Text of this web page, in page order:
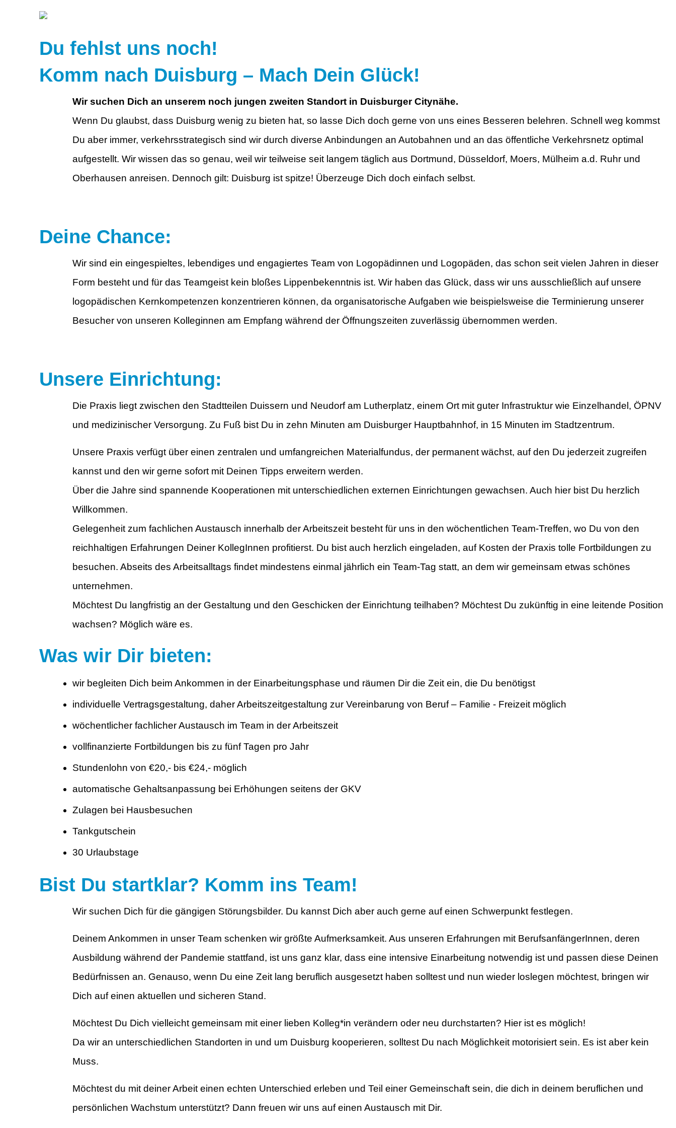
Du fehlst uns noch!
Komm nach Duisburg – Mach Dein Glück!
Wir suchen Dich an unserem noch jungen zweiten Standort in Duisburger Citynähe.
Wenn Du glaubst, dass Duisburg wenig zu bieten hat, so lasse Dich doch gerne von uns eines Besseren belehren. Schnell weg kommst
Du aber immer, verkehrsstrategisch sind wir durch diverse Anbindungen an Autobahnen und an das öffentliche Verkehrsnetz optimal
aufgestellt. Wir wissen das so genau, weil wir teilweise seit langem täglich aus Dortmund, Düsseldorf, Moers, Mülheim a.d. Ruhr und
Oberhausen anreisen. Dennoch gilt: Duisburg ist spitze! Überzeuge Dich doch einfach selbst.
Deine Chance:
Wir sind ein eingespieltes, lebendiges und engagiertes Team von Logopädinnen und Logopäden, das schon seit vielen Jahren in dieser
Form besteht und für das Teamgeist kein bloßes Lippenbekenntnis ist. Wir haben das Glück, dass wir uns ausschließlich auf unsere
logopädischen Kernkompetenzen konzentrieren können, da organisatorische Aufgaben wie beispielsweise die Terminierung unserer
Besucher von unseren Kolleginnen am Empfang während der Öffnungszeiten zuverlässig übernommen werden.
Unsere Einrichtung:
Die Praxis liegt zwischen den Stadtteilen Duissern und Neudorf am Lutherplatz, einem Ort mit guter Infrastruktur wie Einzelhandel, ÖPNV
und medizinischer Versorgung. Zu Fuß bist Du in zehn Minuten am Duisburger Hauptbahnhof, in 15 Minuten im Stadtzentrum.
Unsere Praxis verfügt über einen zentralen und umfangreichen Materialfundus, der permanent wächst, auf den Du jederzeit zugreifen
kannst und den wir gerne sofort mit Deinen Tipps erweitern werden.
Über die Jahre sind spannende Kooperationen mit unterschiedlichen externen Einrichtungen gewachsen. Auch hier bist Du herzlich
Willkommen.
Gelegenheit zum fachlichen Austausch innerhalb der Arbeitszeit besteht für uns in den wöchentlichen Team-Treffen, wo Du von den
reichhaltigen Erfahrungen Deiner KollegInnen profitierst. Du bist auch herzlich eingeladen, auf Kosten der Praxis tolle Fortbildungen zu
besuchen. Abseits des Arbeitsalltags findet mindestens einmal jährlich ein Team-Tag statt, an dem wir gemeinsam etwas schönes
unternehmen.
Möchtest Du langfristig an der Gestaltung und den Geschicken der Einrichtung teilhaben? Möchtest Du zukünftig in eine leitende Position
wachsen? Möglich wäre es.
Was wir Dir bieten:
wir begleiten Dich beim Ankommen in der Einarbeitungsphase und räumen Dir die Zeit ein, die Du benötigst
individuelle Vertragsgestaltung, daher Arbeitszeitgestaltung zur Vereinbarung von Beruf – Familie - Freizeit möglich
wöchentlicher fachlicher Austausch im Team in der Arbeitszeit
vollfinanzierte Fortbildungen bis zu fünf Tagen pro Jahr
Stundenlohn von €20,- bis €24,- möglich
automatische Gehaltsanpassung bei Erhöhungen seitens der GKV
Zulagen bei Hausbesuchen
Tankgutschein
30 Urlaubstage
Bist Du startklar? Komm ins Team!
Wir suchen Dich für die gängigen Störungsbilder. Du kannst Dich aber auch gerne auf einen Schwerpunkt festlegen.
Deinem Ankommen in unser Team schenken wir größte Aufmerksamkeit. Aus unseren Erfahrungen mit BerufsanfängerInnen, deren
Ausbildung während der Pandemie stattfand, ist uns ganz klar, dass eine intensive Einarbeitung notwendig ist und passen diese Deinen
Bedürfnissen an. Genauso, wenn Du eine Zeit lang beruflich ausgesetzt haben solltest und nun wieder loslegen möchtest, bringen wir
Dich auf einen aktuellen und sicheren Stand.
Möchtest Du Dich vielleicht gemeinsam mit einer lieben Kolleg*in verändern oder neu durchstarten? Hier ist es möglich!
Da wir an unterschiedlichen Standorten in und um Duisburg kooperieren, solltest Du nach Möglichkeit motorisiert sein. Es ist aber kein
Muss.
Möchtest du mit deiner Arbeit einen echten Unterschied erleben und Teil einer Gemeinschaft sein, die dich in deinem beruflichen und
persönlichen Wachstum unterstützt? Dann freuen wir uns auf einen Austausch mit Dir.